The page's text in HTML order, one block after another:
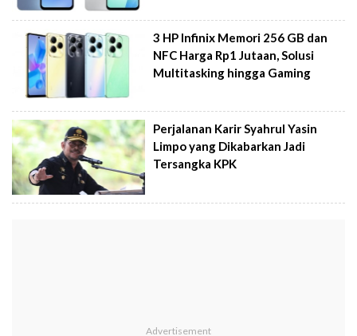
3 HP Infinix Memori 256 GB dan
NFC Harga Rp1 Jutaan, Solusi
Multitasking hingga Gaming
Perjalanan Karir Syahrul Yasin
Limpo yang Dikabarkan Jadi
Tersangka KPK